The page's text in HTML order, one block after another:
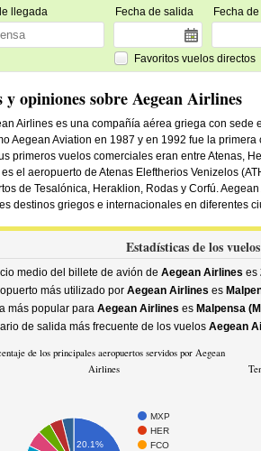
llegada Fecha de salida Fecha
Favoritos vuelos directos
y opiniones sobre Aegean Airlines
Airlines es una compañía aérea griega con sede
Aegean Aviation en 1987 y en 1992 fue la
primeros vuelos comerciales eran entre Atenas,
el aeropuerto de Atenas Eleftherios Venizelos
de Tesalónica, Heraklion, Rodas y Corfú.
destinos griegos e internacionales en diferentes
Estadísticas de los
medio del billete de avión de Aegean Airlines es
más utilizado por Aegean Airlines es
más popular para Aegean Airlines es Malpensa
de salida más frecuente de los vuelos Aegean
de los principales aeropuertos servidos por Aegean
Airlines
MXP
HER
FCO
20.1%